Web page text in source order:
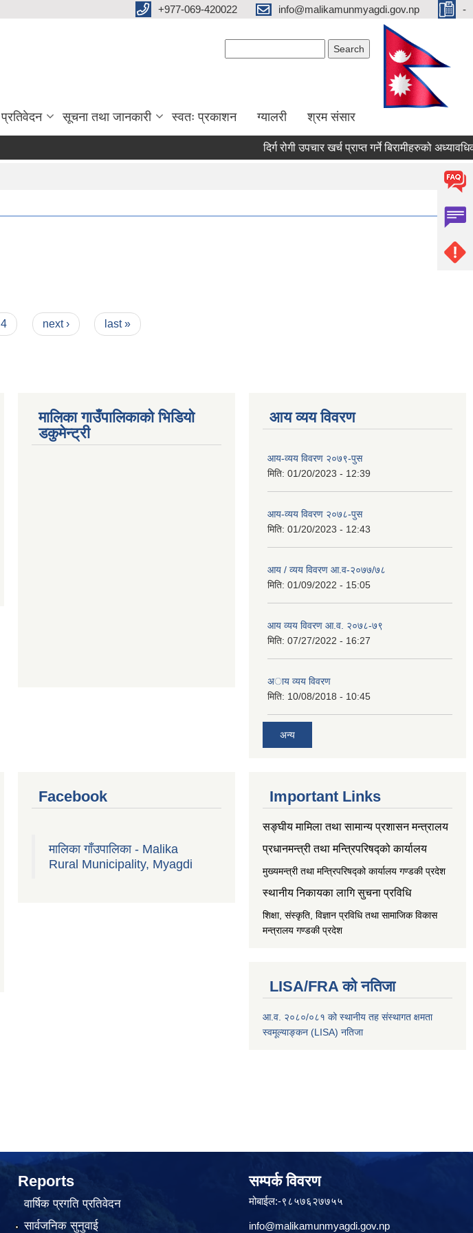
+977-069-420022 info@malikamunmyagdi.gov.np -
प्रतिवेदन सूचना तथा जानकारी स्वतः प्रकाशन ग्यालरी श्रम संसार
दिर्ग रोगी उपचार खर्च प्राप्त गर्ने बिरामीहरुको
4 next › last »
मालिका गाउँपालिकाको भिडियो
डकुमेन्ट्री
आय व्यय विवरण
आय-व्यय विवरण २०७९-पुस
मिति: 01/20/2023 - 12:39
आय-व्यय विवरण २०७८-पुस
मिति: 01/20/2023 - 12:43
आय / व्यय विवरण आ.व-२०७७/७८
मिति: 01/09/2022 - 15:05
आय व्यय विवरण आ.व. २०७८-७९
मिति: 07/27/2022 - 16:27
अाय व्यय विवरण
मिति: 10/08/2018 - 10:45
अन्य
Facebook
मालिका गाँउपालिका - Malika
Rural Municipality, Myagdi
Important Links
सङ्‍घीय मामिला तथा सामान्य प्रशासन मन्त्रालय
प्रधानमन्त्री तथा मन्त्रिपरिषद्को कार्यालय
मुख्यमन्त्री तथा मन्त्रिपरिषद्को कार्यालय गण्डकी प्रदेश
स्थानीय निकायका लागि सुचना प्रविधि
शिक्षा, संस्कृति, विज्ञान प्रविधि तथा सामाजिक विकास
मन्त्रालय गण्डकी प्रदेश
LISA/FRA को नतिजा
आ.व. २०८०/०८१ को स्थानीय तह संस्थागत क्षमता
स्वमूल्याङ्कन (LISA) नतिजा
Reports
वार्षिक प्रगति प्रतिवेदन
सार्वजनिक सुनुवाई
सम्पर्क विवरण
मोबाईल:-९८५७६२७७५५
info@malikamunmyagdi.gov.np